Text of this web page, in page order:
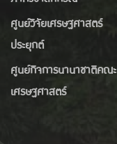
ศูนย์วิจัยเศรษฐศาสตร์
ประยุกต์
ศูนย์กิจการนานาชาติคณะ
เศรษฐศาสตร์